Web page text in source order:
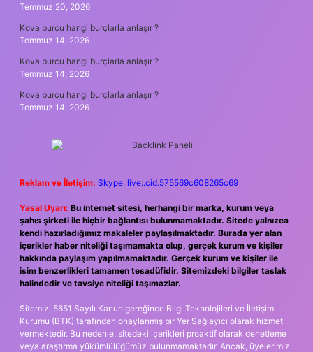
Temmuz 20, 2026
Kova burcu hangi burçlarla anlaşır ?
Temmuz 14, 2026
Kova burcu hangi burçlarla anlaşır ?
Temmuz 14, 2026
Kova burcu hangi burçlarla anlaşır ?
Temmuz 14, 2026
Reklam ve İletişim: Skype: live:.cid.575569c608265c69
Yasal Uyarı: Bu internet sitesi, herhangi bir marka, kurum veya
şahıs şirketi ile hiçbir bağlantısı bulunmamaktadır. Sitede yalnızca
kendi hazırladığımız makaleler paylaşılmaktadır. Burada yer alan
içerikler haber niteliği taşımamakta olup, gerçek kurum ve kişiler
hakkında paylaşım yapılmamaktadır. Gerçek kurum ve kişiler ile
isim benzerlikleri tamamen tesadüfidir. Sitemizdeki bilgiler taslak
halindedir ve tavsiye niteliği taşımazlar.
Sitemiz, 5651 Sayılı Kanun gereğince Bilgi Teknolojileri ve İletişim
Kurumu (BTK) tarafından onaylanmış bir Yer Sağlayıcı olarak hizmet
vermektedir. Bu nedenle, sitedeki içerikleri proaktif olarak denetleme
veya araştırma yükümlülüğümüz bulunmamaktadır. Ancak, üyelerimiz